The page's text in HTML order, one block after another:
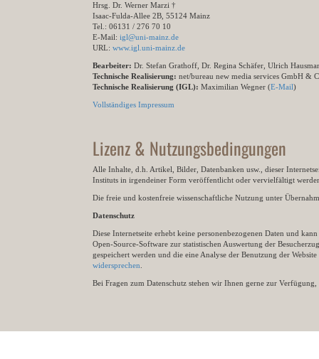
Hrsg. Dr. Werner Marzi †
Isaac-Fulda-Allee 2B, 55124 Mainz
Tel.: 06131 / 276 70 10
E-Mail: igl@uni-mainz.de
URL: www.igl.uni-mainz.de
Bearbeiter: Dr. Stefan Grathoff, Dr. Regina Schäfer, Ulrich
Technische Realisierung: net/bureau new media services GmbH &
Technische Realisierung (IGL): Maximilian Wegner (E-Mail)
Vollständiges Impressum
Lizenz & Nutzungsbedingungen
Alle Inhalte, d.h. Artikel, Bilder, Datenbanken usw., dieser
Instituts in irgendeiner Form veröffentlicht oder vervielfältigt
Die freie und kostenfreie wissenschaftliche Nutzung unter
Datenschutz
Diese Internetseite erhebt keine personenbezogenen Daten und
Open-Source-Software zur statistischen Auswertung der
gespeichert werden und die eine Analyse der Benutzung der
widersprechen
Bei Fragen zum Datenschutz stehen wir Ihnen gerne zur